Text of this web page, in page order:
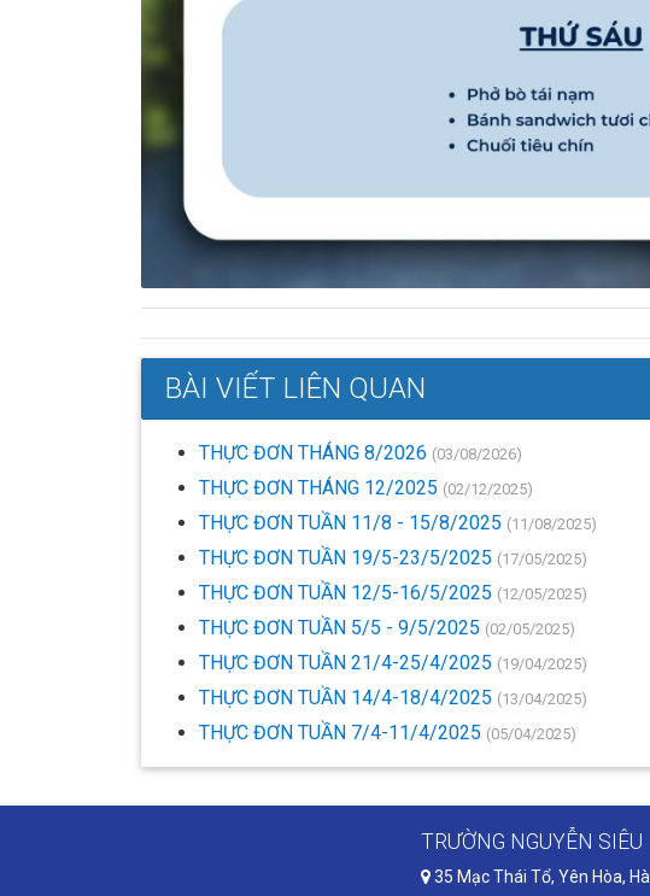
BÀI VIẾT LIÊN QUAN
THỰC ĐƠN THÁNG 8/2026 (03/08/2026)
THỰC ĐƠN THÁNG 12/2025 (02/12/2025)
THỰC ĐƠN TUẦN 11/8 - 15/8/2025 (11/08/2025)
THỰC ĐƠN TUẦN 19/5-23/5/2025 (17/05/2025)
THỰC ĐƠN TUẦN 12/5-16/5/2025 (12/05/2025)
THỰC ĐƠN TUẦN 5/5 - 9/5/2025 (02/05/2025)
THỰC ĐƠN TUẦN 21/4-25/4/2025 (19/04/2025)
THỰC ĐƠN TUẦN 14/4-18/4/2025 (13/04/2025)
THỰC ĐƠN TUẦN 7/4-11/4/2025 (05/04/2025)
TRƯỜNG NGUYỄN SIÊU
35 Mạc Thái Tổ, Yên Hòa, Hà